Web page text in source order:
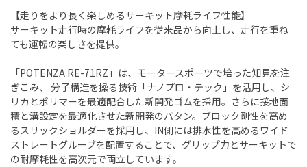
【走りをより長く楽しめるサーキット摩耗ライフ性能】
サーキット走行時の摩耗ライフを従来品から向上し、走行を重ね
ても運転の楽しさを提供。
「POTENZA RE-71RZ」は、モータースポーツで培った知見を注
ぎこみ、 分子構造を操る技術「ナノプロ・テック」を活用し、シ
リカとポリマーを最適配合した新開発ゴムを採用。さらに接地面
積と溝設定を最適化させた新開発のパタン。ブロック剛性を高め
るスリックショルダーを採用し、IN側には排水性を高めるワイド
ストレートグルーブを配置することで、グリップ力とサーキットで
の耐摩耗性を高次元で両立しています。